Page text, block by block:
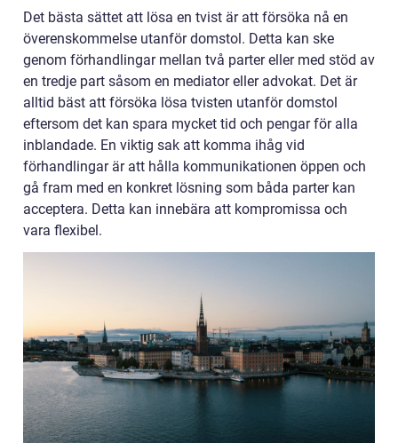
Det bästa sättet att lösa en tvist är att försöka nå en
överenskommelse utanför domstol. Detta kan ske
genom förhandlingar mellan två parter eller med stöd av
en tredje part såsom en mediator eller advokat. Det är
alltid bäst att försöka lösa tvisten utanför domstol
eftersom det kan spara mycket tid och pengar för alla
inblandade. En viktig sak att komma ihåg vid
förhandlingar är att hålla kommunikationen öppen och
gå fram med en konkret lösning som båda parter kan
acceptera. Detta kan innebära att kompromissa och
vara flexibel.